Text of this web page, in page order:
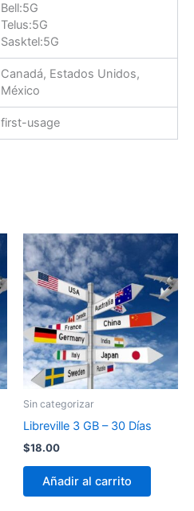
Bell:5G
Telus:5G
Sasktel:5G
Canadá, Estados Unidos,
México
first-usage
Sin categorizar
Libreville 3 GB – 30 Días
$18.00
Añadir al carrito